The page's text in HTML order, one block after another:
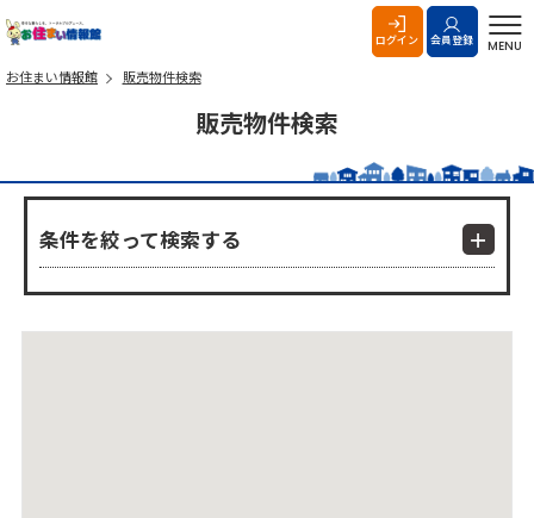
ログイン 会員登録 MENU
お住まい情報館 販売物件検索
販売物件検索
条件を絞って検索する